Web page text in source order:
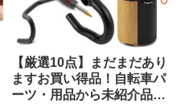
【厳選10点】まだまだあり
ますお買い得品！自転車パ
ーツ・用品から未紹介品を